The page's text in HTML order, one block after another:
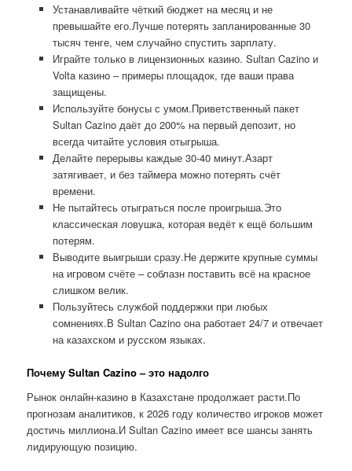
Устанавливайте чёткий бюджет на месяц и не
превышайте его.Лучше потерять запланированные 30
тысяч тенге, чем случайно спустить зарплату.
Играйте только в лицензионных казино. Sultan Cazino и
Volta казино – примеры площадок, где ваши права
защищены.
Используйте бонусы с умом.Приветственный пакет
Sultan Cazino даёт до 200% на первый депозит, но
всегда читайте условия отыгрыша.
Делайте перерывы каждые 30-40 минут.Азарт
затягивает, и без таймера можно потерять счёт
времени.
Не пытайтесь отыграться после проигрыша.Это
классическая ловушка, которая ведёт к ещё большим
потерям.
Выводите выигрыши сразу.Не держите крупные суммы
на игровом счёте – соблазн поставить всё на красное
слишком велик.
Пользуйтесь службой поддержки при любых
сомнениях.В Sultan Cazino она работает 24/7 и отвечает
на казахском и русском языках.
Почему Sultan Cazino – это надолго
Рынок онлайн-казино в Казахстане продолжает расти.По
прогнозам аналитиков, к 2026 году количество игроков может
достичь миллиона.И Sultan Cazino имеет все шансы занять
лидирующую позицию.